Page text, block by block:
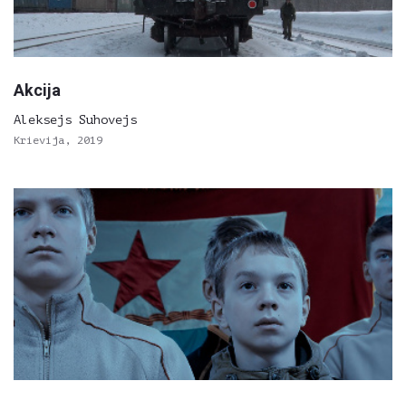
Akcija
Aleksejs Suhovejs
Krievija, 2019